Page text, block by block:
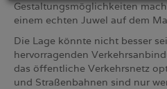
Gestaltungsmöglichkeiten
einem echten Juwel auf dem
Die Lage könnte nicht besser
hervorragenden
das öffentliche Verkehrsnetz
und Straßenbahnen sind nur